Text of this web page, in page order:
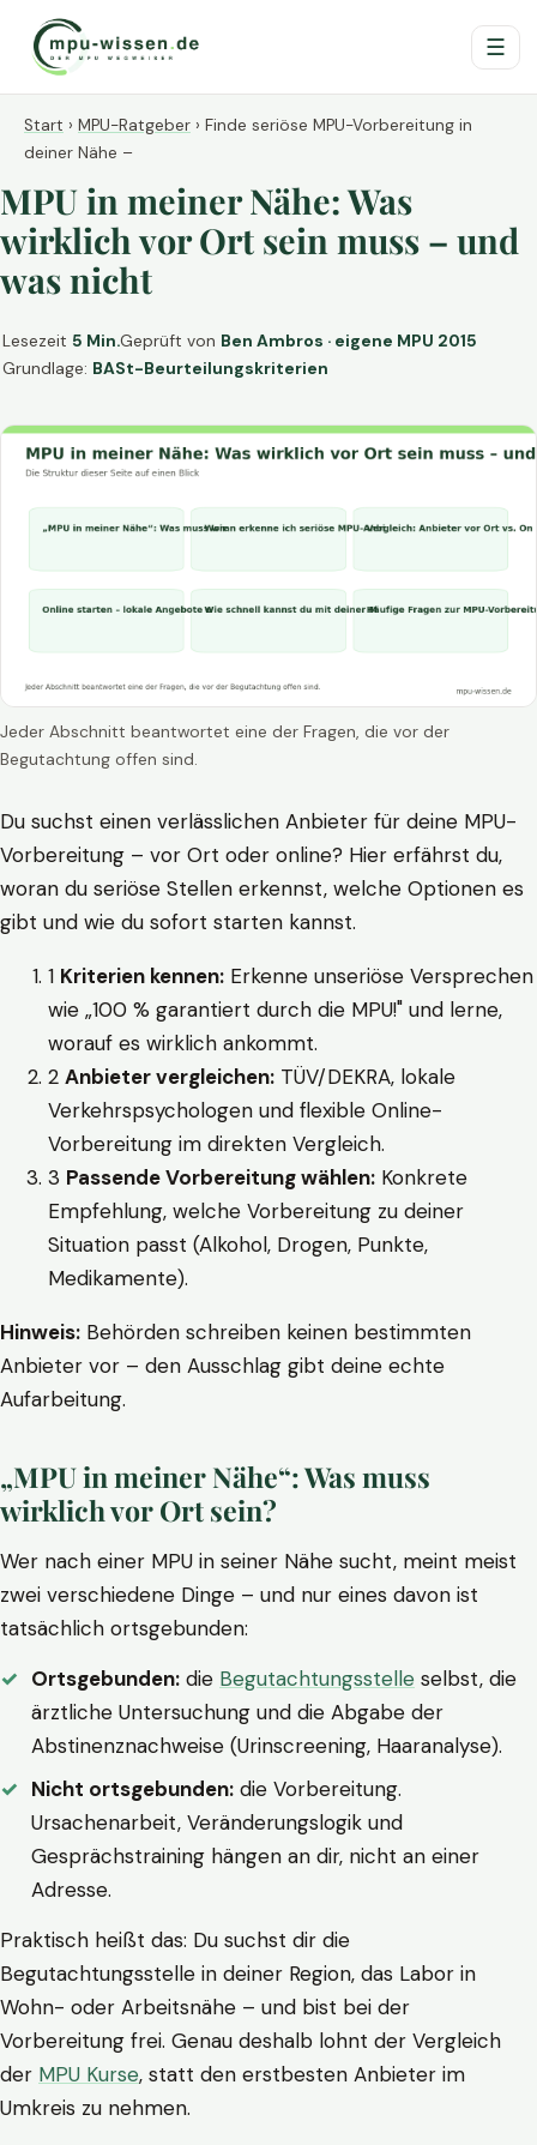
☰
Start › MPU-Ratgeber › Finde seriöse MPU-Vorbereitung in
deiner Nähe –
MPU in meiner Nähe: Was
wirklich vor Ort sein muss – und
was nicht
Lesezeit 5 Min.Geprüft von Ben Ambros · eigene MPU 2015
Grundlage: BASt-Beurteilungskriterien
Jeder Abschnitt beantwortet eine der Fragen, die vor der
Begutachtung offen sind.
Du suchst einen verlässlichen Anbieter für deine MPU-
Vorbereitung – vor Ort oder online? Hier erfährst du,
woran du seriöse Stellen erkennst, welche Optionen es
gibt und wie du sofort starten kannst.
1 Kriterien kennen: Erkenne unseriöse Versprechen
wie „100 % garantiert durch die MPU!" und lerne,
worauf es wirklich ankommt.
2 Anbieter vergleichen: TÜV/DEKRA, lokale
Verkehrspsychologen und flexible Online-
Vorbereitung im direkten Vergleich.
3 Passende Vorbereitung wählen: Konkrete
Empfehlung, welche Vorbereitung zu deiner
Situation passt (Alkohol, Drogen, Punkte,
Medikamente).
Hinweis: Behörden schreiben keinen bestimmten
Anbieter vor – den Ausschlag gibt deine echte
Aufarbeitung.
„MPU in meiner Nähe“: Was muss
wirklich vor Ort sein?
Wer nach einer MPU in seiner Nähe sucht, meint meist
zwei verschiedene Dinge – und nur eines davon ist
tatsächlich ortsgebunden:
Ortsgebunden: die Begutachtungsstelle selbst, die
ärztliche Untersuchung und die Abgabe der
Abstinenznachweise (Urinscreening, Haaranalyse).
Nicht ortsgebunden: die Vorbereitung.
Ursachenarbeit, Veränderungslogik und
Gesprächstraining hängen an dir, nicht an einer
Adresse.
Praktisch heißt das: Du suchst dir die
Begutachtungsstelle in deiner Region, das Labor in
Wohn- oder Arbeitsnähe – und bist bei der
Vorbereitung frei. Genau deshalb lohnt der Vergleich
der MPU Kurse, statt den erstbesten Anbieter im
Umkreis zu nehmen.